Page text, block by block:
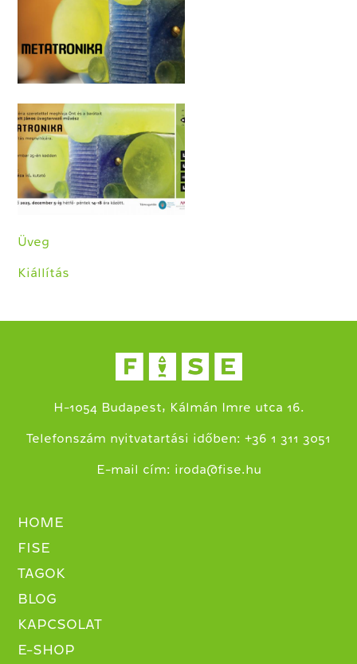
Üveg
Kiállítás
H-1054 Budapest, Kálmán Imre utca 16.
Telefonszám nyitvatartási időben: +36 1 311 3051
E-mail cím: iroda@fise.hu
HOME
FISE
TAGOK
BLOG
KAPCSOLAT
E-SHOP